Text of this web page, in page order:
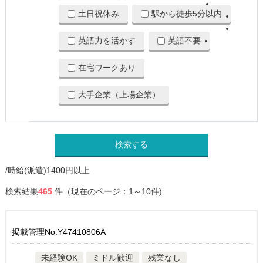
土日祝休み 駅から徒歩5分以内
英語力を活かす 英語不要
在宅ワークあり
大手企業（上場企業）
検索する
/時給(派遣)1400円以上
検索結果465件（現在のページ：1～10件)
掲載管理No.Y47410806A
未経験OK ミドル歓迎
残業なし